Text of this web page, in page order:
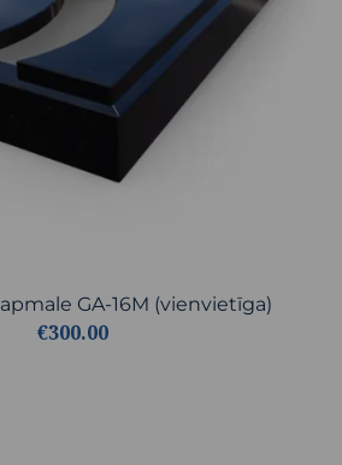
GA-16M (vienvietīga)
€300.00